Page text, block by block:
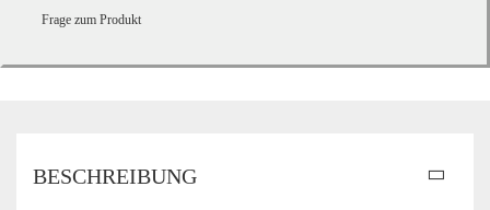
Frage zum Produkt
BESCHREIBUNG